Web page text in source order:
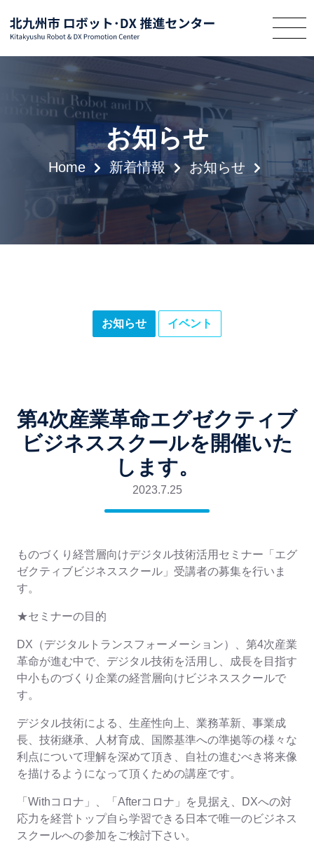
お知らせ
Home 新着情報 お知らせ
お知らせ イベント
第4次産業革命エグゼクティブ
ビジネススクールを開催いた
します。
2023.7.25
ものづくり経営層向けデジタル技術活用セミナー「エグ
ゼクティブビジネススクール」受講者の募集を行いま
す。
★セミナーの目的
DX（デジタルトランスフォーメーション）、第4次産業
革命が進む中で、デジタル技術を活用し、成長を目指す
中小ものづくり企業の経営層向けビジネススクールで
す。
デジタル技術による、生産性向上、業務革新、事業成
長、技術継承、人材育成、国際基準への準拠等の様々な
利点について理解を深めて頂き、自社の進むべき将来像
を描けるようになって頂くための講座です。
「Withコロナ」、「Afterコロナ」を見据え、DXへの対
応力を経営トップ自ら学習できる日本で唯一のビジネス
スクールへの参加をご検討下さい。